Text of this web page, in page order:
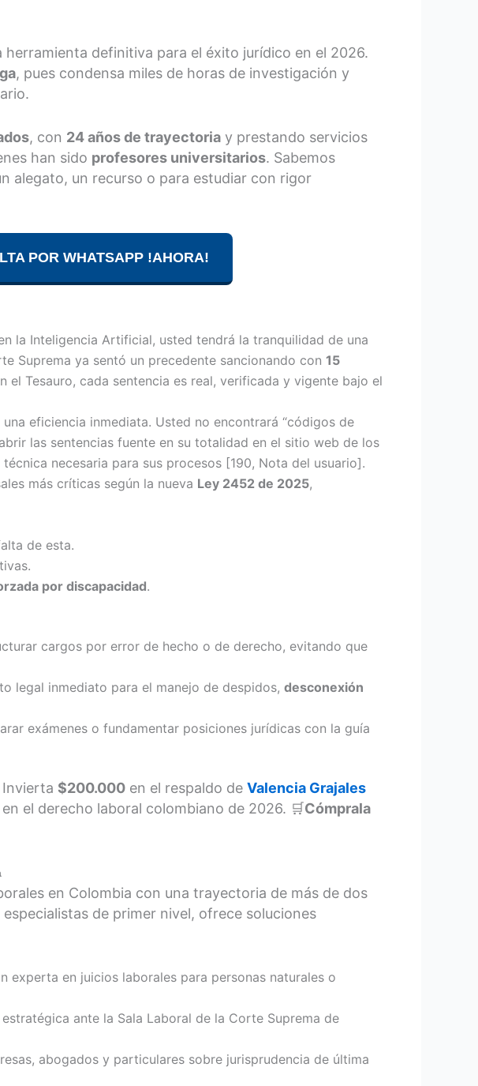
herramienta definitiva para el éxito jurídico en el 2026.
, pues condensa miles de horas de investigación y
, con 24 años de trayectoria y prestando servicios
han sido profesores universitarios. Sabemos
alegato, un recurso o para estudiar con rigor
POR WHATSAPP !AHORA!
la Inteligencia Artificial, usted tendrá la tranquilidad de una
Suprema ya sentó un precedente sancionando con 15
Tesauro, cada sentencia es real, verificada y vigente bajo el
eficiencia inmediata. Usted no encontrará “códigos de
las sentencias fuente en su totalidad en el sitio web de los
necesaria para sus procesos [190, Nota del usuario].
más críticas según la nueva Ley 2452 de 2025,
de esta.
por discapacidad.
cargos por error de hecho o de derecho, evitando que
legal inmediato para el manejo de despidos, desconexión
exámenes o fundamentar posiciones jurídicas con la guía
$200.000 en el respaldo de Valencia Grajales
el derecho laboral colombiano de 2026. 🛒Cómprala
en Colombia con una trayectoria de más de dos
de primer nivel, ofrece soluciones
experta en juicios laborales para personas naturales o
ante la Sala Laboral de la Corte Suprema de
abogados y particulares sobre jurisprudencia de última